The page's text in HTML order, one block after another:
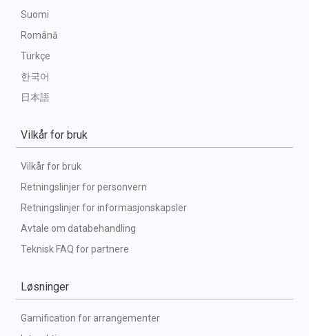
Suomi
Română
Türkçe
한국어
日本語
Vilkår for bruk
Vilkår for bruk
Retningslinjer for personvern
Retningslinjer for informasjonskapsler
Avtale om databehandling
Teknisk FAQ for partnere
Løsninger
Gamification for arrangementer